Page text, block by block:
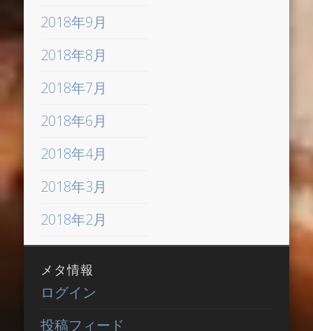
2018年9月
2018年8月
2018年7月
2018年6月
2018年4月
2018年3月
2018年2月
メタ情報
ログイン
投稿フィード